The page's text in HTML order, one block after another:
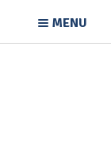
MENU